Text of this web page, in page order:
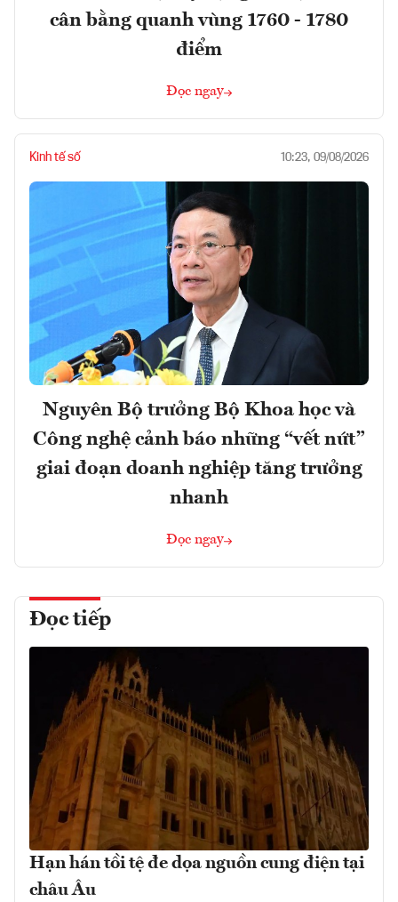
cân bằng quanh vùng 1760 - 1780
điểm
Đọc ngay
Kinh tế số 10:23, 09/08/2026
Nguyên Bộ trưởng Bộ Khoa học và
Công nghệ cảnh báo những “vết nứt”
giai đoạn doanh nghiệp tăng trưởng
nhanh
Đọc ngay
Đọc tiếp
Hạn hán tồi tệ đe dọa nguồn cung điện tại
châu Âu